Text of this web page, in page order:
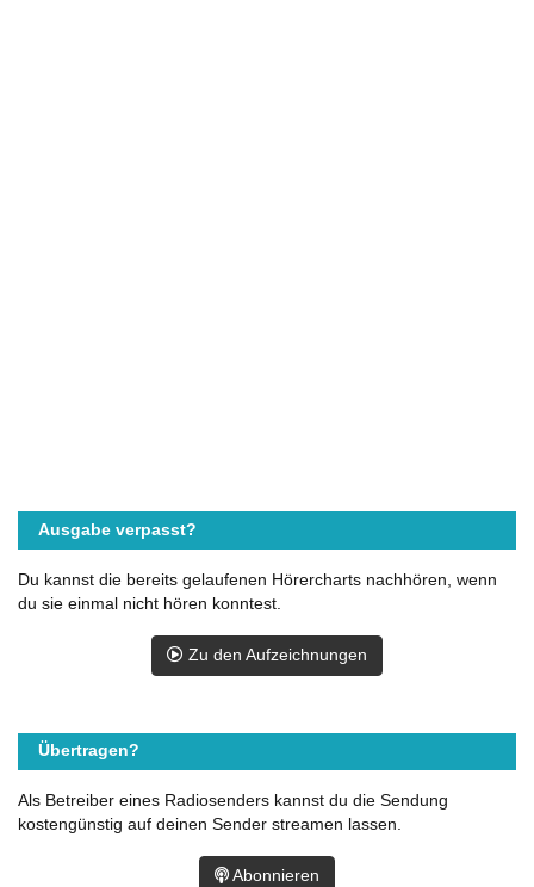
Ausgabe verpasst?
Du kannst die bereits gelaufenen Hörercharts nachhören, wenn
du sie einmal nicht hören konntest.
Zu den Aufzeichnungen
Übertragen?
Als Betreiber eines Radiosenders kannst du die Sendung
kostengünstig auf deinen Sender streamen lassen.
Abonnieren